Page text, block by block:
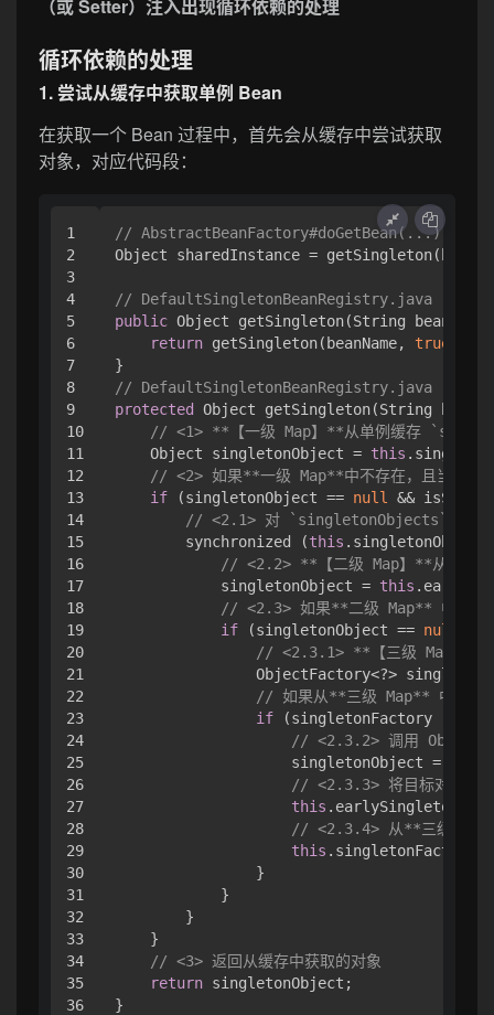
（或 Setter）注入出现循环依赖的处理
循环依赖的处理
1. 尝试从缓存中获取单例 Bean
在获取一个 Bean 过程中，首先会从缓存中尝试获取
对象，对应代码段：
1
2
3
4
5
6
7
8
9
10
11
12
13
14
15
16
17
18
19
20
21
22
23
24
25
26
27
28
29
30
31
32
33
34
35
// AbstractBeanFactory#doGetBean(...) 方法
Object sharedInstance =
// DefaultSingletonBeanRegistry.java
public Object getSingleton(String
return getSingleton(beanName, true
// DefaultSingletonBeanRegistry.java
protected
Object getSingleton(String
// <1> **【一级 Map】**从单例缓存
    Object singletonObject =
this
// <2> 如果**一级 Map**中不存在，且当前
if (singletonObject == null
&&
// <2.1> 对 `singletonObjects` 加锁
        synchronized (
this
// <2.2> **【二级 Map】**从
            singletonObject =
this
// <2.3> 如果**二级 Map** 中不存
if (singletonObject == null
// <2.3.1> **【三级 Map】**
ObjectFactory<?>
// 如果从**三级 Map** 中存在
if (singletonFactory !=
// <2.3.2> 调用
singletonObject =
// <2.3.3> 将目标对象放
this
// <2.3.4> 从**三级
this
                }
            }
        }
    }
// <3> 返回从缓存中获取的对象
return singletonObject;
}